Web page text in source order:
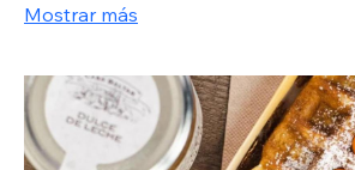
Mostrar más